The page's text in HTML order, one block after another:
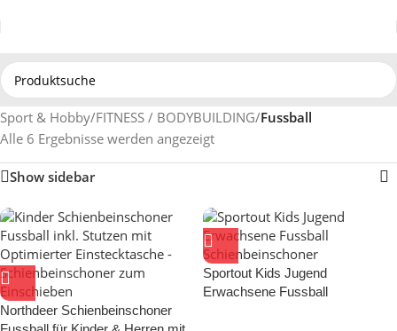
Sport & Hobby/FITNESS / BODYBUILDING/Fussball
Alle 6 Ergebnisse werden angezeigt
Show sidebar
Northdeer Schienbeinschoner
Sportout Kids Jugend
Erwachsene Fussball